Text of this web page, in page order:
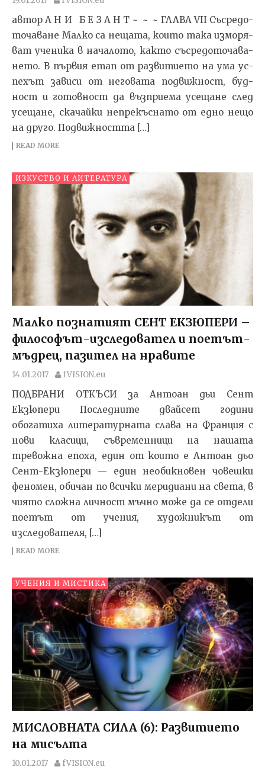
автор А Н И Б Е З А Н Т ~ ~ ~ ГЛА­ВА VII Със­ре­до­
то­ча­ва­не Мал­ко са не­ща­та, ко­и­то та­ка из­мо­ря­
ват уче­ни­ка в на­ча­ло­то, как­то със­ре­до­то­ча­ва­
не­то. В пър­вия етап от раз­ви­ти­е­то на ума ус­
пе­хът за­ви­си от не­го­ва­та под­виж­ност, буд­
ност и го­тов­ност да въз­п­ри­е­ма усе­ща­не след
усе­ща­не, ска­чай­ки неп­ре­къс­на­то от ед­но не­що
на дру­го. Под­виж­ност­та […]
READ MORE
ИЗКУСТВО И ЛИТЕРАТУРА
Малко познатият СЕНТ ЕКЗЮПЕРИ –
философът-изследовател и поетът-
мъдрец, пазител на нравите
14.01.2017 fVISION.eu
ПОДБРАНИ ОТКЪСИ за Антоан дьи Сент
Екзюпери Последните двайсет години
обогатиха литературната слава на Франция с
нови класици, съвременници на нашата
тревожна епоха, един от които е Антоан дьо
Сент-Екзюпери — един необикновен човешки
феномен, обичан по всички меридиани на света, в
чиято сложна личност мъчно може да се отдели
поетът от учения, художникът от
изследователя, […]
READ MORE
УЧЕНИЯ И МИСТИКА
МИСЛОВНАТА СИЛА (6): Развитието
на мисълта
10.01.2017 fVISION.eu